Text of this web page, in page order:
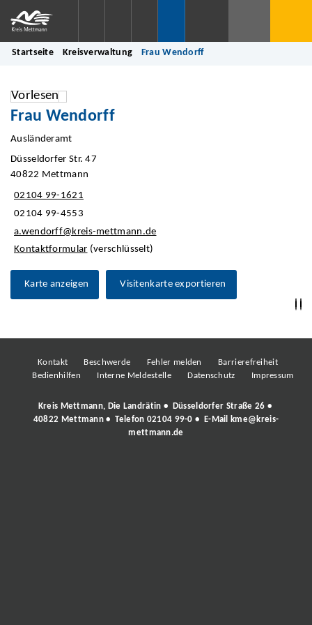
Startseite Kreisverwaltung Frau Wendorff
Vorlesen
Frau Wendorff
Ausländeramt
Düsseldorfer Str. 47
40822 Mettmann
02104 99-1621
02104 99-4553
a.wendorff@kreis-mettmann.de
Kontaktformular (verschlüsselt)
Karte anzeigen Visitenkarte exportieren
Kontakt Beschwerde Fehler melden
Barrierefreiheit
Bedienhilfen
Interne Meldestelle Datenschutz Impressum
Kreis Mettmann, Die Landrätin • Düsseldorfer Straße 26 •
40822 Mettmann • Telefon 02104 99-0 • E-Mail
kme@kreis-
mettmann.de